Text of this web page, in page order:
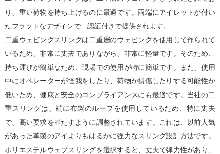
り、重い荷物を持ち上げるのに最適です。両端にアイレットが付い
たフラットなデザインで、認証付きで提供されます。
二重ウェビングスリングは二重層のウェビングを使用して作られて
いるため、非常に丈夫でありながら、非常に軽量です。そのため、
持ち運びが簡単なため、現場での使用が特に簡単です。また、使用
中にオペレーターが怪我をしたり、荷物が損傷したりする可能性が
低いため、健康と安全のコンプライアンスにも最適です。当社の二
重スリングは、端に布製のループを使用しているため、特に丈夫
で、高い要求を満たすように調整されています。これは、以前人気
があった革製のアイよりもはるかに強力なスリング設計方法です。
ポリエステルウェブスリングを選択すると、丈夫で弾力性があり、